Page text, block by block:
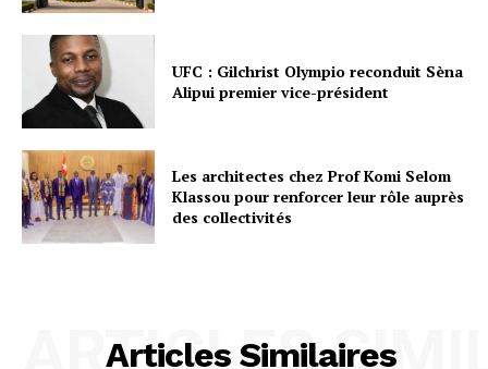
UFC : Gilchrist Olympio reconduit Sèna
Alipui premier vice-président
Les architectes chez Prof Komi Selom
Klassou pour renforcer leur rôle auprès
des collectivités
Articles Similaires
ARTICLES